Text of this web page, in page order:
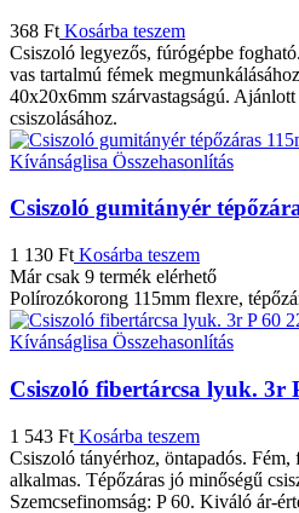
368 Ft Kosárba teszem
Csiszoló legyezős, fúrógépbe
vas tartalmú fémek
40x20x6mm szárvastagságú.
csiszolásához.
Kívánságlisa Összehasonlítás
Csiszoló gumitányér
1 130 Ft Kosárba teszem
Már csak 9 termék elérhető
Polírozókorong 115mm flexre,
Kívánságlisa Összehasonlítás
Csiszoló fibertárcsa lyuk. 3r
1 543 Ft Kosárba teszem
Csiszoló tányérhoz, öntapadós. Fém,
alkalmas. Tépőzáras jó minőségű
Szemcsefinomság: P 60. Kiváló ár-